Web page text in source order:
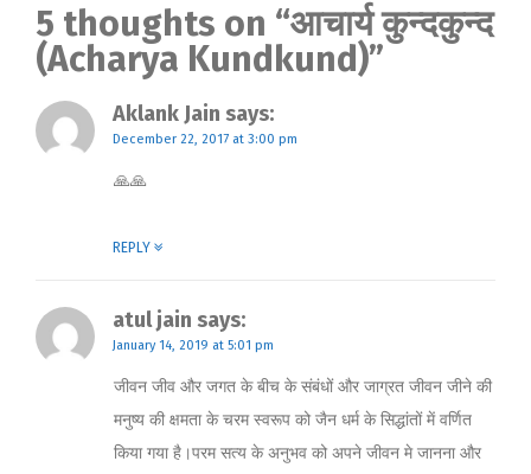
5 thoughts on “आचार्य कुन्दकुन्द
(Acharya Kundkund)”
Aklank Jain says:
December 22, 2017 at 3:00 pm
🙏🙏
REPLY
atul jain says:
January 14, 2019 at 5:01 pm
जीवन जीव और जगत के बीच के संबंधों और जाग्रत जीवन जीने की
मनुष्य की क्षमता के चरम स्वरूप को जैन धर्म के सिद्धांतों में वर्णित
किया गया है।परम सत्य के अनुभव को अपने जीवन मे जानना और